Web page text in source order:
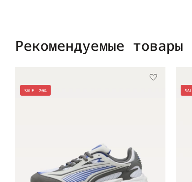
Рекомендуемые товары
SALE -20%